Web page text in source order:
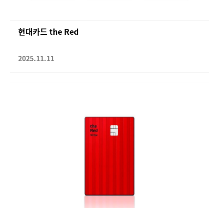
현대카드 the Red
2025.11.11